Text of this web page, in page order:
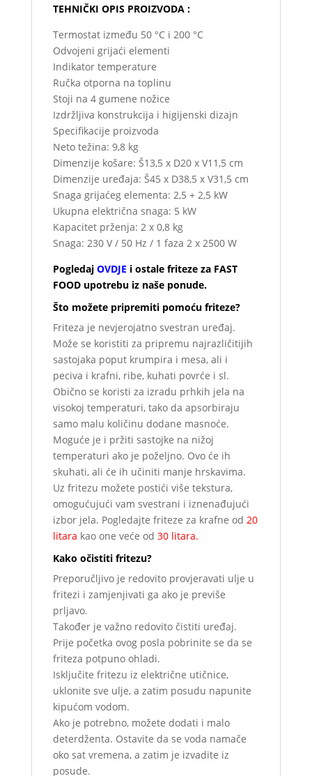
TEHNIČKI OPIS PROIZVODA :
Termostat između 50 °C i 200 °C
Odvojeni grijaći elementi
Indikator temperature
Ručka otporna na toplinu
Stoji na 4 gumene nožice
Izdržljiva konstrukcija i higijenski dizajn
Specifikacije proizvoda
Neto težina: 9,8 kg
Dimenzije košare: Š13,5 x D20 x V11,5 cm
Dimenzije uređaja: Š45 x D38,5 x V31,5 cm
Snaga grijaćeg elementa: 2,5 + 2,5 kW
Ukupna električna snaga: 5 kW
Kapacitet prženja: 2 x 0,8 kg
Snaga: 230 V / 50 Hz / 1 faza 2 x 2500 W
Pogledaj OVDJE i ostale friteze za FAST
FOOD upotrebu iz naše ponude.
Što možete pripremiti pomoću friteze?
Friteza je nevjerojatno svestran uređaj.
Može se koristiti za pripremu najrazličitijih
sastojaka poput krumpira i mesa, ali i
peciva i krafni, ribe, kuhati povrće i sl.
Obično se koristi za izradu prhkih jela na
visokoj temperaturi, tako da apsorbiraju
samo malu količinu dodane masnoće.
Moguće je i pržiti sastojke na nižoj
temperaturi ako je poželjno. Ovo će ih
skuhati, ali će ih učiniti manje hrskavima.
Uz fritezu možete postići više tekstura,
omogućujući vam svestrani i iznenađujući
izbor jela. Pogledajte friteze za krafne od 20
litara kao one veće od 30 litara.
Kako očistiti fritezu?
Preporučljivo je redovito provjeravati ulje u
fritezi i zamjenjivati ga ako je previše
prljavo.
Također je važno redovito čistiti uređaj.
Prije početka ovog posla pobrinite se da se
friteza potpuno ohladi.
Isključite fritezu iz električne utičnice,
uklonite sve ulje, a zatim posudu napunite
kipućom vodom.
Ako je potrebno, možete dodati i malo
deterdženta. Ostavite da se voda namače
oko sat vremena, a zatim je izvadite iz
posude.